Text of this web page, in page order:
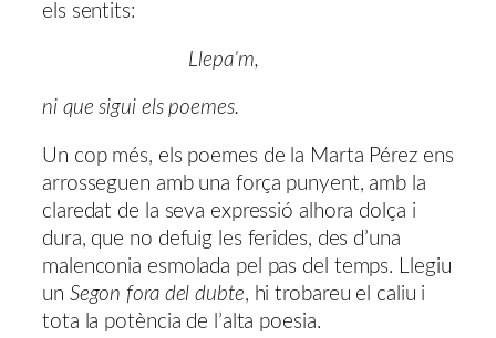
els sentits:
Llepa’m,
ni que sigui els poemes.
Un cop més, els poemes de la Marta Pérez ens
arrosseguen amb una força punyent, amb la
claredat de la seva expressió alhora dolça i
dura, que no defuig les ferides, des d’una
malenconia esmolada pel pas del temps. Llegiu
un Segon fora del dubte, hi trobareu el caliu i
tota la potència de l’alta poesia.